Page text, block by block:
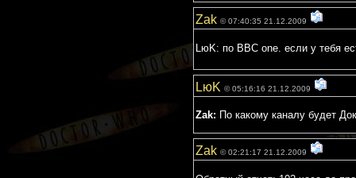
Zak © 07:40:35 21.12.2009
LюK: по ВВС one. если у тебя
LюK © 05:16:16 21.12.2009
Zak: По какому каналу будет
Zak © 02:21:17 21.12.2009